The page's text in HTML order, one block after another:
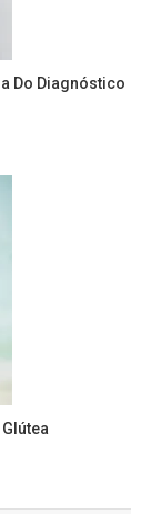
Do Diagnóstico